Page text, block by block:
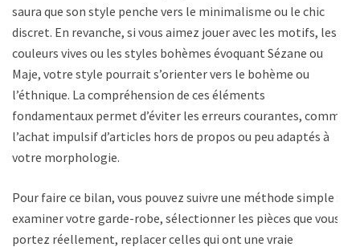
saura que son style penche vers le minimalisme ou le chic
discret. En revanche, si vous aimez jouer avec les motifs, les
couleurs vives ou les styles bohèmes évoquant Sézane ou
Maje, votre style pourrait s’orienter vers le bohème ou
l’éthnique. La compréhension de ces éléments
fondamentaux permet d’éviter les erreurs courantes, comme
l’achat impulsif d’articles hors de propos ou peu adaptés à
votre morphologie.
Pour faire ce bilan, vous pouvez suivre une méthode simple :
examiner votre garde-robe, sélectionner les pièces que vous
portez réellement, replacer celles qui ont une vraie